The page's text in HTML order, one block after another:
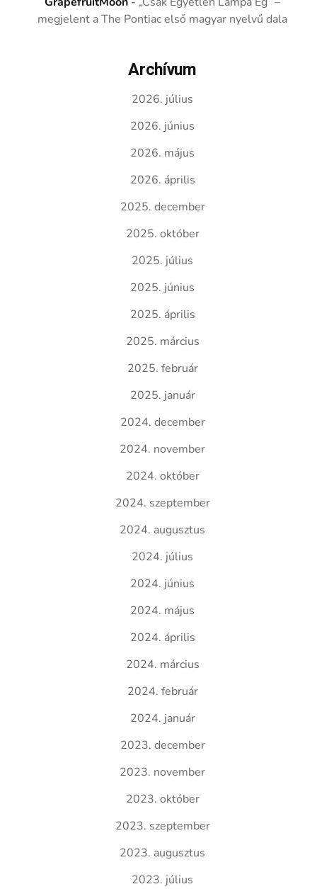
megjelent a The Pontiac első magyar nyelvű dala
Archívum
2026. július
2026. június
2026. május
2026. április
2025. december
2025. október
2025. július
2025. június
2025. április
2025. március
2025. február
2025. január
2024. december
2024. november
2024. október
2024. szeptember
2024. augusztus
2024. július
2024. június
2024. május
2024. április
2024. március
2024. február
2024. január
2023. december
2023. november
2023. október
2023. szeptember
2023. augusztus
2023. július